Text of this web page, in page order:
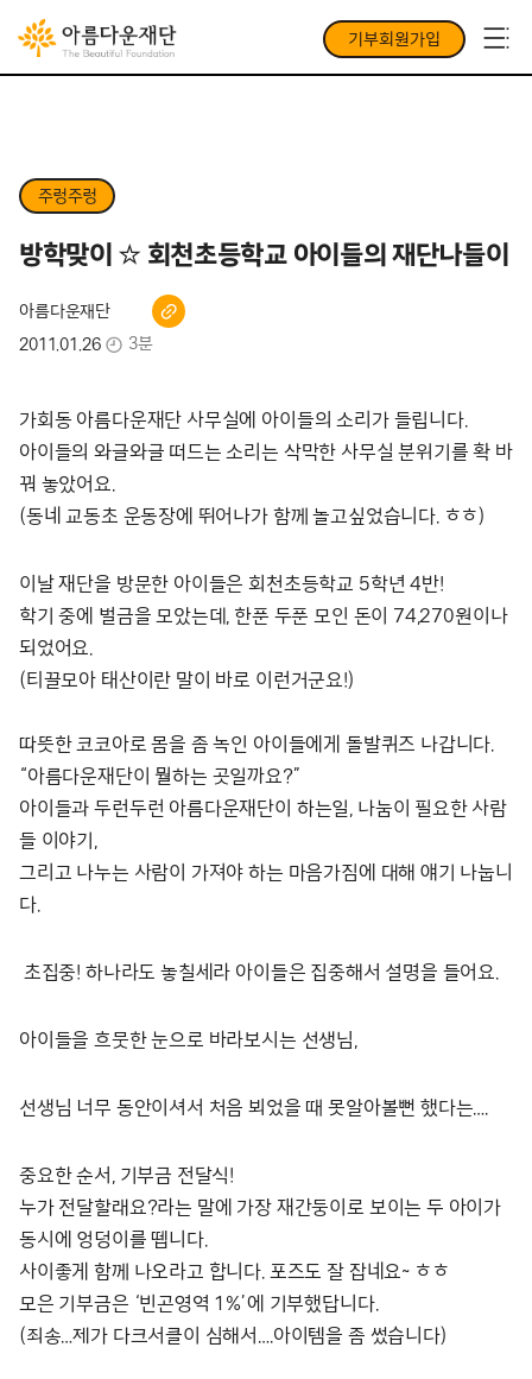
기부회원가입
주렁주렁
방학맞이 ☆ 회천초등학교 아이들의 재단나들이
아름다운재단
2011.01.26
3분
가회동 아름다운재단 사무실에 아이들의 소리가 들립니다.
아이들의 와글와글 떠드는 소리는 삭막한 사무실 분위기를 확 바
꿔 놓았어요.
(동네 교동초 운동장에 뛰어나가 함께 놀고싶었습니다. ㅎㅎ)
이날 재단을 방문한 아이들은 회천초등학교 5학년 4반!
학기 중에 벌금을 모았는데, 한푼 두푼 모인 돈이 74,270원이나
되었어요.
(티끌모아 태산이란 말이 바로 이런거군요!)
따뜻한 코코아로 몸을 좀 녹인 아이들에게 돌발퀴즈 나갑니다.
“아름다운재단이 뭘하는 곳일까요?”
아이들과 두런두런 아름다운재단이 하는일, 나눔이 필요한 사람
들 이야기,
그리고 나누는 사람이 가져야 하는 마음가짐에 대해 얘기 나눕니
다.
초집중! 하나라도 놓칠세라 아이들은 집중해서 설명을 들어요.
아이들을 흐뭇한 눈으로 바라보시는 선생님,
선생님 너무 동안이셔서 처음 뵈었을 때 못알아볼뻔 했다는….
중요한 순서, 기부금 전달식!
누가 전달할래요?라는 말에 가장 재간둥이로 보이는 두 아이가
동시에 엉덩이를 뗍니다.
사이좋게 함께 나오라고 합니다. 포즈도 잘 잡네요~ ㅎㅎ
모은 기부금은 ‘빈곤영역 1%’에 기부했답니다.
(죄송…제가 다크서클이 심해서….아이템을 좀 썼습니다)